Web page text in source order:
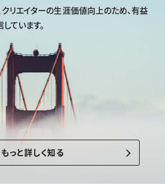
クリエイターの生涯価値向上のため、有益
ています。
もっと詳しく知る